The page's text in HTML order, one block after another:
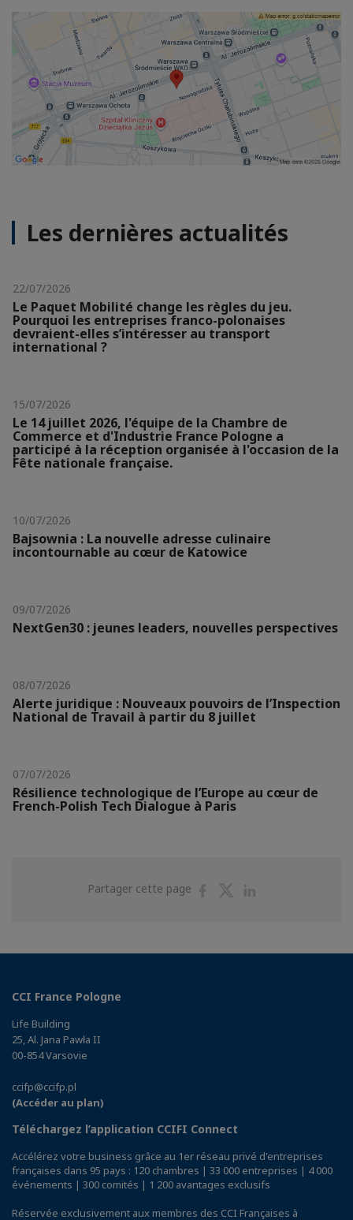
Les dernières actualités
22/07/2026
Le Paquet Mobilité change les règles du jeu.
Pourquoi les entreprises franco-polonaises
devraient-elles s’intéresser au transport
international ?
15/07/2026
Le 14 juillet 2026, l'équipe de la Chambre de
Commerce et d'Industrie France Pologne a
participé à la réception organisée à l'occasion de la
Fête nationale française.
10/07/2026
Bajsownia : La nouvelle adresse culinaire
incontournable au cœur de Katowice
09/07/2026
NextGen30 : jeunes leaders, nouvelles perspectives
08/07/2026
Alerte juridique : Nouveaux pouvoirs de l’Inspection
National de Travail à partir du 8 juillet
07/07/2026
Résilience technologique de l’Europe au cœur de
French-Polish Tech Dialogue à Paris
Partager cette page
PartagerPartager
CCI France Pologne
Life Building
25, Al. Jana Pawła II
00-854 Varsovie
ccifp@ccifp.pl
(Accéder au plan)
Téléchargez l’application CCIFI Connect
Accélérez votre business grâce au 1er réseau privé d'entreprises
françaises dans 95 pays : 120 chambres | 33 000 entreprises | 4 000
événements | 300 comités | 1 200 avantages exclusifs
Réservée exclusivement aux membres des CCI Françaises à